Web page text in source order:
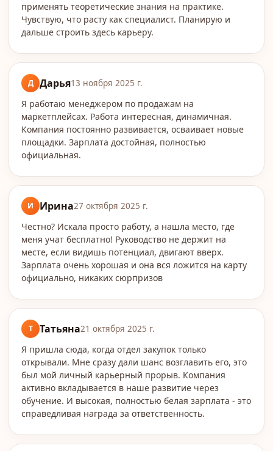
применять теоретические знания на практике.
Чувствую, что расту как специалист. Планирую и
дальше строить здесь карьеру.
Д Дарья13 ноября 2025 г.
Я работаю менеджером по продажам на
маркетплейсах. Работа интересная, динамичная.
Компания постоянно развивается, осваивает новые
площадки. Зарплата достойная, полностью
официальная.
И Ирина27 октября 2025 г.
Честно? Искала просто работу, а нашла место, где
меня учат бесплатно! Руководство не держит на
месте, если видишь потенциал, двигают вверх.
Зарплата очень хорошая и она вся ложится на карту
официально, никаких сюрпризов
Т Татьяна21 октября 2025 г.
Я пришла сюда, когда отдел закупок только
открывали. Мне сразу дали шанс возглавить его, это
был мой личный карьерный прорыв. Компания
активно вкладывается в наше развитие через
обучение. И высокая, полностью белая зарплата - это
справедливая награда за ответственность.